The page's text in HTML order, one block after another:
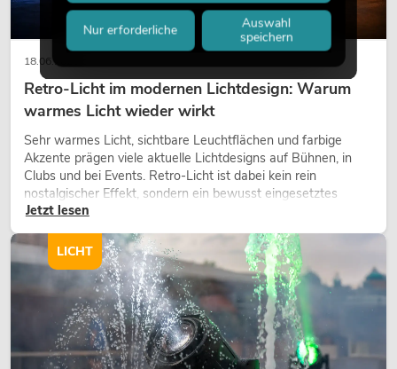
18.06.2026
Retro-Licht im modernen Lichtdesign: Warum
warmes Licht wieder wirkt
Sehr warmes Licht, sichtbare Leuchtflächen und farbige
Akzente prägen viele aktuelle Lichtdesigns auf Bühnen, in
Clubs und bei Events. Retro-Licht ist dabei kein rein
nostalgischer Effekt, sondern ein bewusst eingesetztes
Gestaltungsmittel: Es schafft Atmosphäre, gibt Szenen
Charakter und kann technische LED-Setups emotionaler
wirken lassen.
Jetzt lesen
LICHT
Nur erforderliche
Auswahl
speichern